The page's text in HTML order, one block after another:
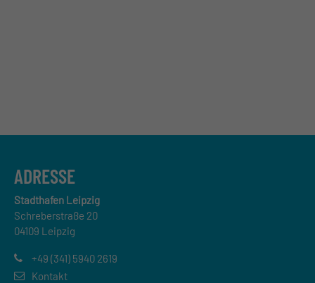
ADRESSE
Stadthafen Leipzig
Schreberstraße 20
04109 Leipzig
+49 (341) 5940 2619
Kontakt